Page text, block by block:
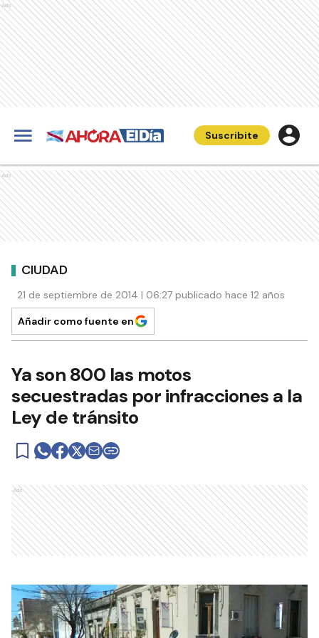
Ads
Suscribite
Ads
CIUDAD
21 de septiembre de 2014 | 06:27 publicado hace 12 años
Añadir como fuente en
Ya son 800 las motos
secuestradas por infracciones a la
Ley de tránsito
Ads